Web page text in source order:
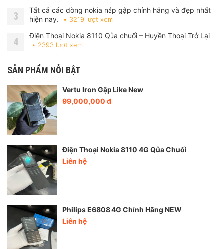
3
Tất cả các dòng nokia nắp gập chính hãng và đẹp nhất
hiện nay.
3219 lượt xem
4
Điện Thoại Nokia 8110 Qủa chuối – Huyền Thoại Trở Lại
2393 lượt xem
SẢN PHẨM NỖI BẬT
Vertu Iron Gập Like New
99,000,000 đ
Điện Thoại Nokia 8110 4G Qủa Chuối
Liên hệ
Philips E6808 4G Chính Hãng NEW
Liên hệ